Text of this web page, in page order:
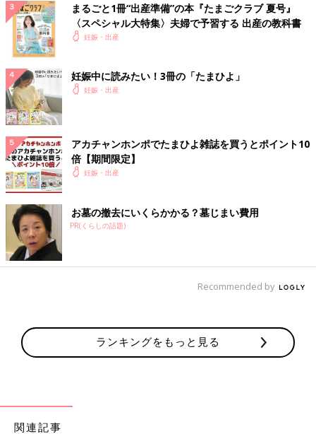
広い範囲で赤ちゃんの体を観察します。おなかにゼリーを塗るの
まるごと1冊“出産準備”の本『たまごクラブ 夏号』
〈スペシャル大特集〉夫婦で予習する 出産の教科書
妊娠・出産
妊娠中に読みたい！3冊の「たまひよ」
妊娠・出産
アカチャンホンポでたまひよ雑誌を買うとポイント10
倍【期間限定】
妊娠・出産
お墓の撤去にいくらかかる？墓じまい費用
PR(くらしの話題)
Recommended by
ランキングをもっと見る
関連記事